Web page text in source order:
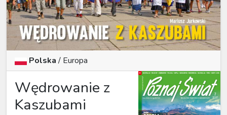
Polska/ Europa
Wędrowanie z
Kaszubami